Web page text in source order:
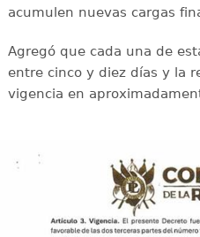
acumulen nuevas cargas
Agregó que cada una de
entre cinco y diez días y la
vigencia en